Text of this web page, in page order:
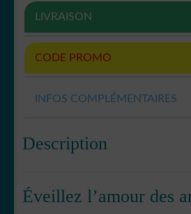
LIVRAISON
CODE PROMO
INFOS COMPLÉMENTAIRES
Description
Éveillez l’amour des